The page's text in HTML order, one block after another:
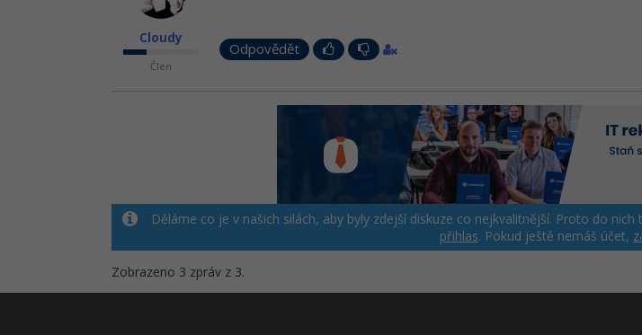
Cloudy
Člen
Odpovědět
Děláme co je v našich silách, aby byly zdejší diskuze co nejkvalitnější. Proto do
přihlas. Pokud ještě nemáš účet,
Zobrazeno 3 zpráv z 3.